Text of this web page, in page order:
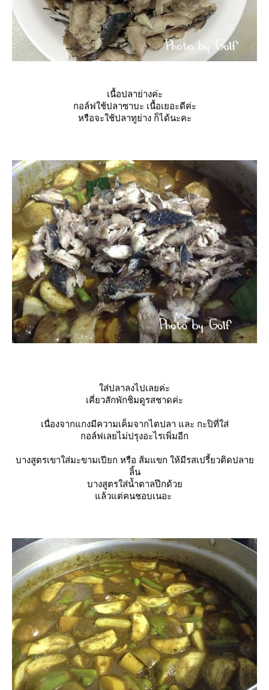
เนื้อปลาย่างค่ะ
กอล์ฟใช้ปลาซาบะ เนื้อเยอะดีค่ะ
หรือจะใช้ปลาทูย่าง ก็ได้นะคะ
ส่ปลาลงไปเลยค่ะ
เคี่ยวสักพักชิมดูรสชาดค่ะ
เนื่องจากแกงมีความเค็มจากไตปลา และ กะปิที่ใส่
กอล์ฟเลยไม่ปรุงอะไรเพิ่มอีก
บางสูตรเขาใส่มะขามเปียก หรือ ส้มแขก ให้มีรสเปรี้ยวติดปลา
ลิ้น
บางสูตรใส่น้ำตาลปึกด้ว
ล้วแต่คนชอบเนอะ